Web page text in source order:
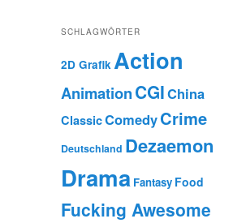
SCHLAGWÖRTER
2D GrafikAction
AnimationCGIChina
ClassicComedyCrime
Deutschland Dezaemon
Drama Fantasy Food
Fucking Awesome